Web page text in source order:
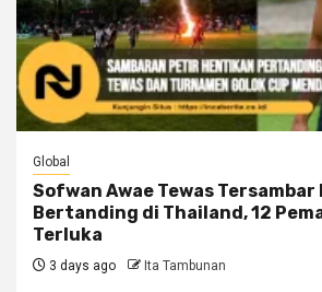
Global
Sofwan Awae Tewas
Bertanding di Thailand, 12
Terluka
3 days ago Ita Tambunan